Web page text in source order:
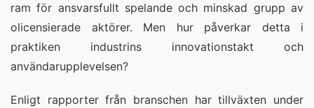
ram för ansvarsfullt spelande och minskad grupp av
olicensierade aktörer. Men hur påverkar detta i
praktiken industrins innovationstakt och
användarupplevelsen?
Enligt rapporter från branschen har tillväxten under